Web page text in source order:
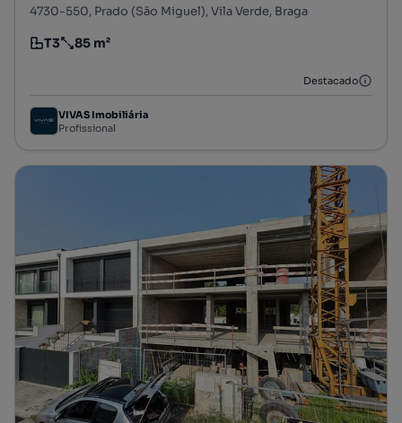
4730-550, Prado (São Miguel), Vila Verde, Braga
Tipologia
T3
Preço por metro quadrado
85 m²
Destacado
VIVAS Imobiliária
Profissional